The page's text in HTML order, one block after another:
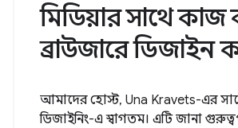
মিডিয়ার সাথে কাজ
ব্রাউজারে ডিজাইন
আমাদের হোস্ট, Una Kravets-এর
ডিজাইনিং-এ স্বাগতম। এটি জানা